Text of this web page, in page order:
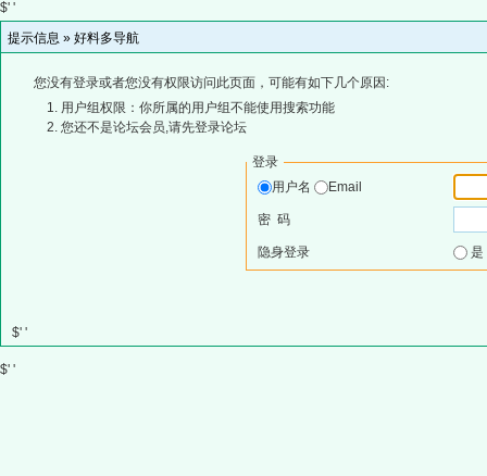
$' '
提示信息 » 好料多导航
您没有登录或者您没有权限访问此页面，可能有如下几个原因:
用户组权限：你所属的用户组不能使用搜索功能
您还不是论坛会员,请先登录论坛
登录
用户名
Email
密 码
隐身登录
$' '
$' '